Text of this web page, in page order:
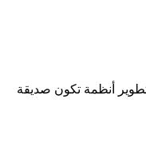
تطوير أنظمة تكون صديقة